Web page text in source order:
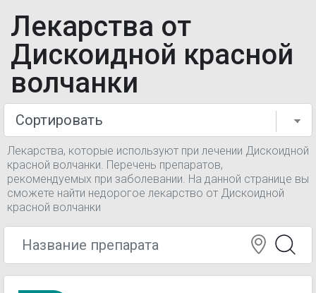
Лекарства от
Дискоидной красной
волчанки
Лекарства, которые используют при лечении Дискоидной
красной волчанки. Перечень препаратов,
рекомендуемых при заболевании. На данной странице вы
сможете найти недорогое лекарство от Дискоидной
красной волчанки